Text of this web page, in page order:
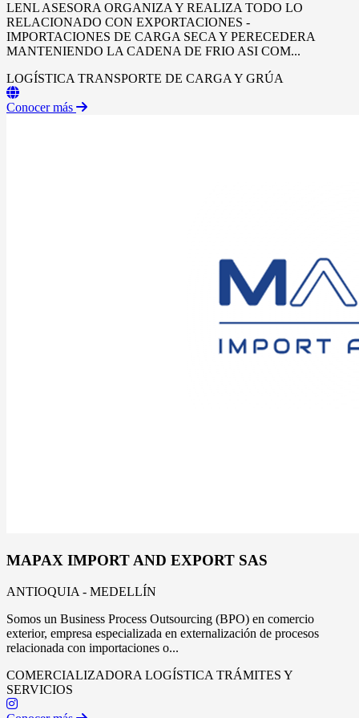
LENL ASESORA ORGANIZA Y REALIZA TODO LO
RELACIONADO CON EXPORTACIONES -
IMPORTACIONES DE CARGA SECA Y PERECEDERA
MANTENIENDO LA CADENA DE FRIO ASI COM...
LOGÍSTICA TRANSPORTE DE CARGA Y GRÚA
Conocer más
MAPAX IMPORT AND EXPORT SAS
ANTIOQUIA - MEDELLÍN
Somos un Business Process Outsourcing (BPO) en comercio
exterior, empresa especializada en externalización de procesos
relacionada con importaciones o...
COMERCIALIZADORA LOGÍSTICA TRÁMITES Y
SERVICIOS